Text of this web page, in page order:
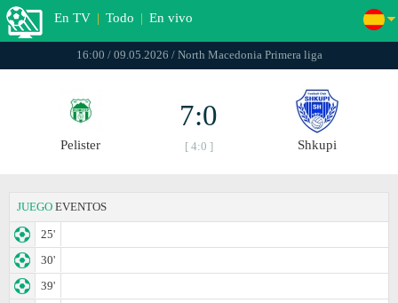
En TV | Todo | En vivo
16:00 / 09.05.2026 / North Macedonia Primera liga
Pelister
7:0
[ 4:0 ] Shkupi
JUEGO EVENTOS
25'
30'
39'